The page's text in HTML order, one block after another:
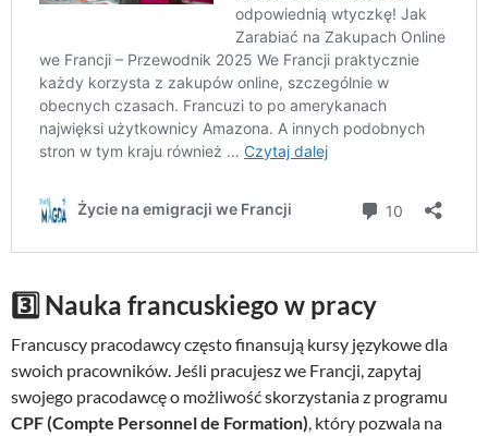
3️⃣ Nauka francuskiego w pracy
Francuscy pracodawcy często finansują kursy językowe dla
swoich pracowników. Jeśli pracujesz we Francji, zapytaj
swojego pracodawcę o możliwość skorzystania z programu
CPF (Compte Personnel de Formation), który pozwala na